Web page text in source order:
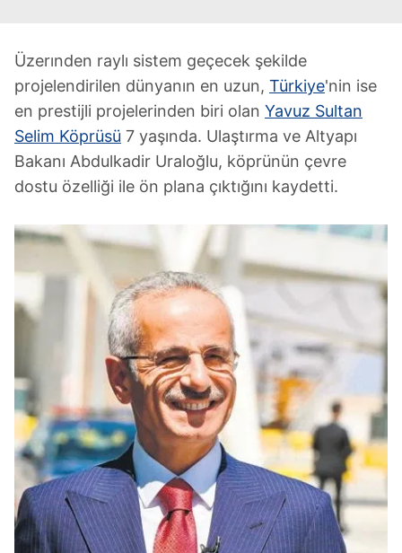
Üzerınden raylı sistem geçecek şekilde
projelendirilen dünyanın en uzun, Türkiye'nin ise
en prestijli projelerinden biri olan Yavuz Sultan
Selim Köprüsü 7 yaşında. Ulaştırma ve Altyapı
Bakanı Abdulkadir Uraloğlu, köprünün çevre
dostu özelliği ile ön plana çıktığını kaydetti.